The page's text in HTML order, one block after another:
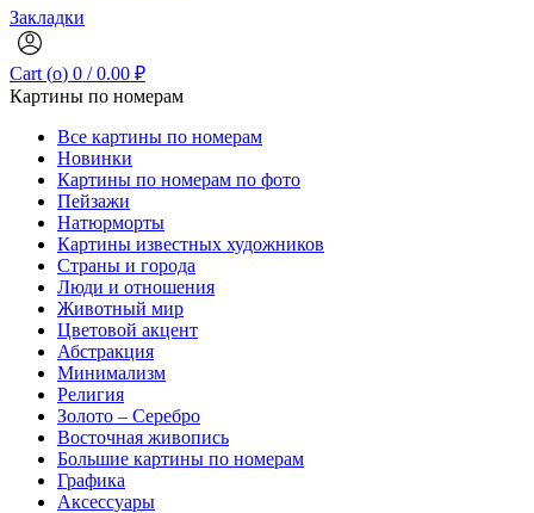
Закладки
Cart (o) 0 / 0.00 ₽
Картины по номерам
Все картины по номерам
Новинки
Картины по номерам по фото
Пейзажи
Натюрморты
Картины известных художников
Страны и города
Люди и отношения
Животный мир
Цветовой акцент
Абстракция
Минимализм
Религия
Золото – Серебро
Восточная живопись
Большие картины по номерам
Графика
Аксессуары